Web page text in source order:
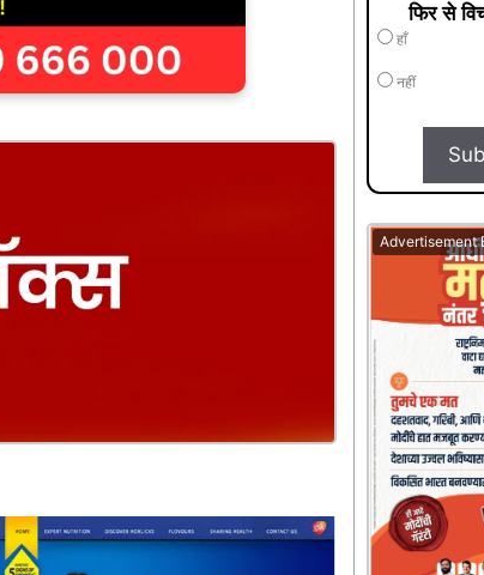
फिर से
हाँ
नहीं
Advertisement